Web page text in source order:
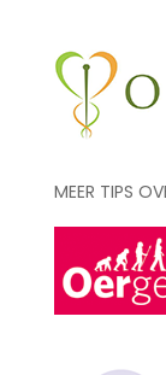
microbioom
aantal
MEER TIPS